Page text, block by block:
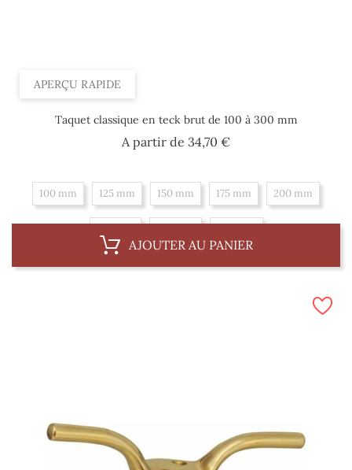
APERÇU RAPIDE
Taquet classique en teck brut de 100 à 300 mm
A partir de 34,70 €Prix
100 mm 125 mm 150 mm 175 mm 200 mm
AJOUTER AU PANIER